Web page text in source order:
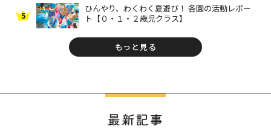
5
ひんやり、わくわく夏遊び！ 各園の活動レポー
ト【０・１・２歳児クラス】
もっと見る
最新記事